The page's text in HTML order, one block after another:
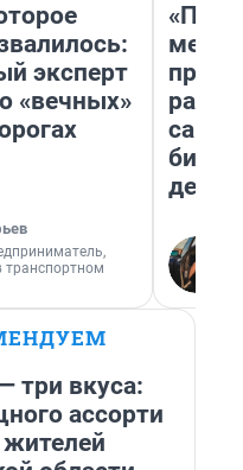
эксперт
«вечных»
транспортном
три вкуса:
ассорти